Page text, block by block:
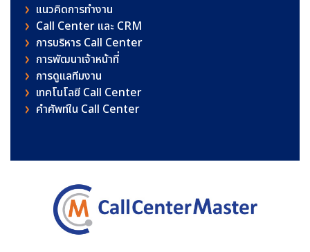
แนวคิดการทำงาน
Call Center และ CRM
การบริหาร Call Center
การพัฒนาเจ้าหน้าที่
การดูแลทีมงาน
เทคโนโลยี Call Center
คําศัพท์ใน Call Center